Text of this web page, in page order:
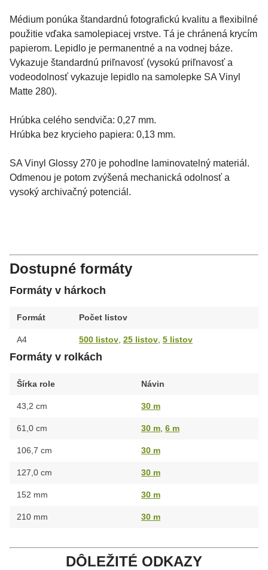
Médium ponúka štandardnú fotografickú kvalitu a flexibilné
použitie vďaka samolepiacej vrstve. Tá je chránená krycím
papierom. Lepidlo je permanentné a na vodnej báze.
Vykazuje štandardnú priľnavosť (vysokú priľnavosť a
vodeodolnosť vykazuje lepidlo na samolepke SA Vinyl
Matte 280).
Hrúbka celého sendviča: 0,27 mm.
Hrúbka bez krycieho papiera: 0,13 mm.
SA Vinyl Glossy 270 je pohodlne laminovatelný materiál.
Odmenou je potom zvýšená mechanická odolnosť a
vysoký archivačný potenciál.
Dostupné formáty
Formáty v hárkoch
Formát Počet listov
A4 500 listov 25 listov 5 listov
Formáty v rolkách
Šírka role Návin
43,2 cm 30 m
61,0 cm 30 m 6 m
106,7 cm 30 m
127,0 cm 30 m
152 mm 30 m
210 mm 30 m
DÔLEŽITÉ ODKAZY